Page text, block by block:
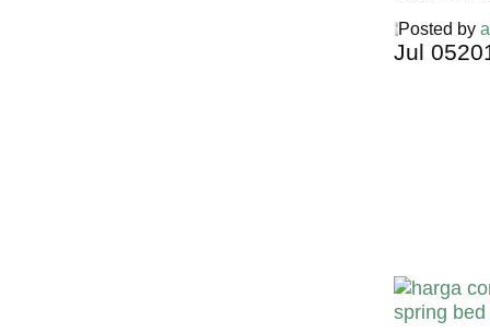
Posted by
Jul 05